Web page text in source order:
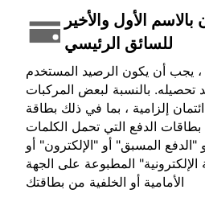
بالاسم الأول والأخير
للسائق الرئيسي
يجب أن يكون الرصيد المستخدم
تحصيله. بالنسبة لبعض المركبات
2 بطاقة ائتمان إلزامية ، بما في ذلك بطاقة
بطاقات الدفع التي تحمل الكلمات
المسبق" أو "الإلكترون" أو
الإلكترونية" المطبوعة على الجهة
الأمامية أو الخلفية من بطاقتك